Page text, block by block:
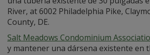
River, at 6002 Philadelphia Pike,
County, DE.
Salt Meadows Condominium
y mantener una dársena existente en